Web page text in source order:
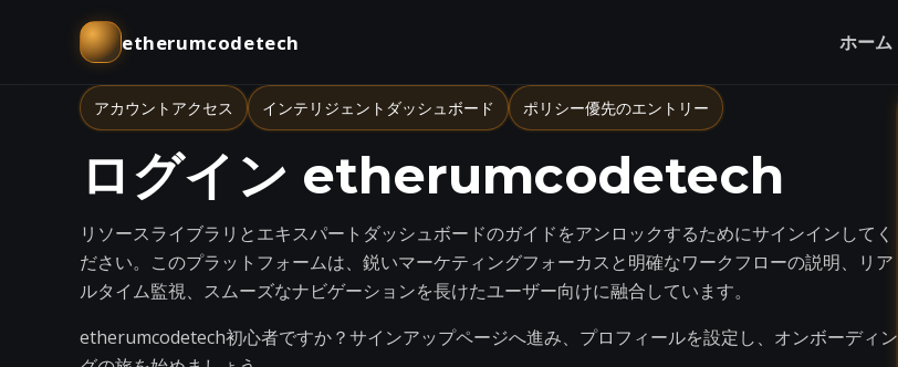
etherumcodetech ホーム
アカウントアクセス インテリジェントダッシュボード ポリシー優先のエントリー
ログイン etherumcodetech
リソースライブラリとエキスパートダッシュボードのガイドをアンロックするためにサインインしてく
ださい。このプラットフォームは、鋭いマーケティングフォーカスと明確なワークフローの説明、リア
ルタイム監視、スムーズなナビゲーションを長けたユーザー向けに融合しています。
etherumcodetech初心者ですか？サインアップページへ進み、プロフィールを設定し、オンボーディン